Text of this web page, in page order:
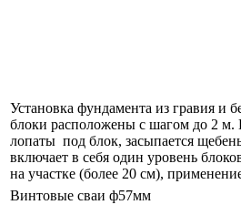
Установка фундамента из гравия и
блоки расположены с шагом до 2
лопаты под блок, засыпается
включает в себя один уровень
на участке (более 20 см),
Винтовые сваи ф57мм